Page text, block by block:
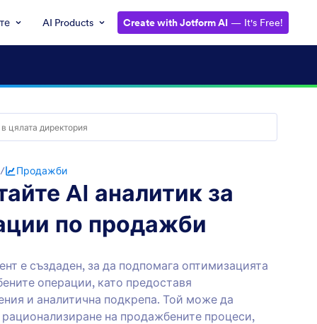
AI Products Create with Jotform AI — It's Free!
/ Продажби
AI аналитик за
по продажби
е създаден, за да подпомага оптимизацията
операции, като предоставя
и аналитична подкрепа. Той може да
рационализиране на продажбените процеси,